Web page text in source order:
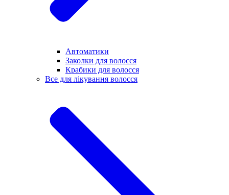
Автоматики
Заколки для волосся
Крабики для волосся
Все для лікування волосся